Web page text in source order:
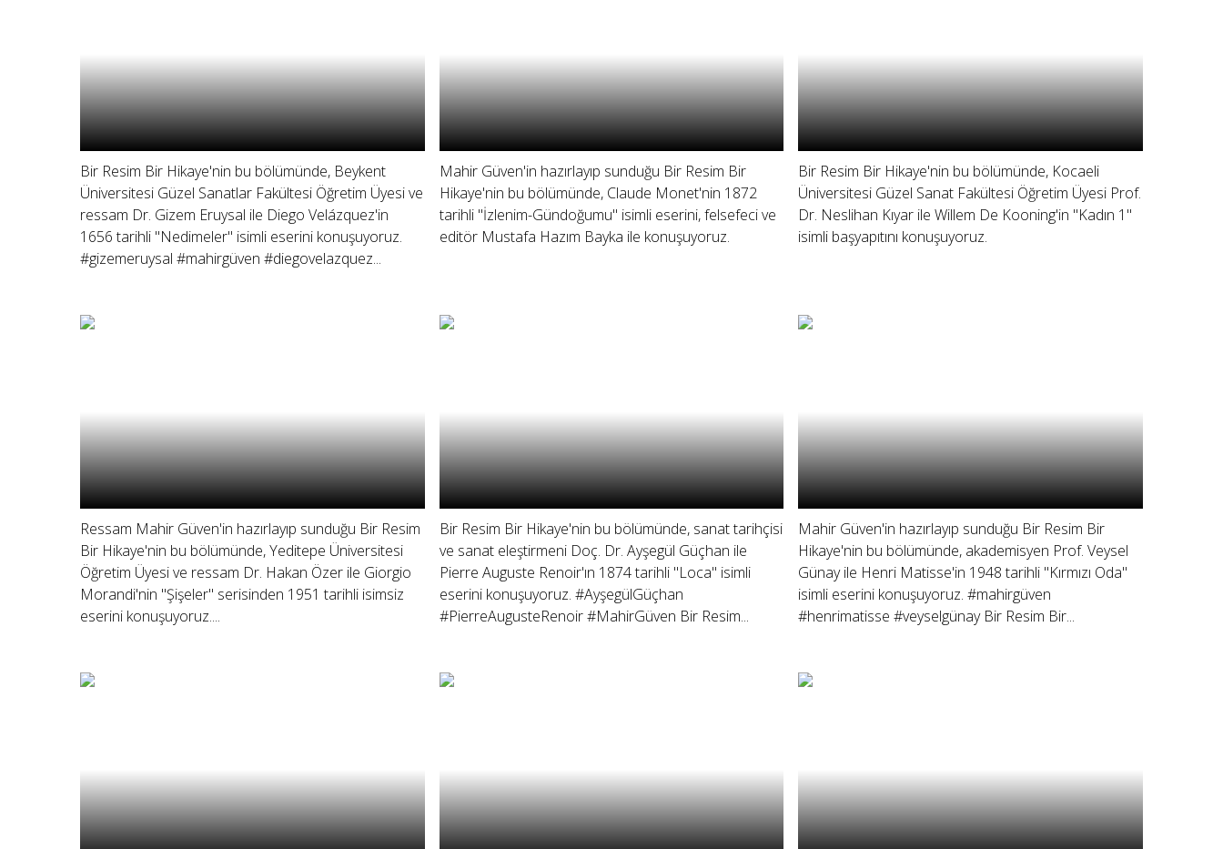
Bir Resim Bir Hikaye'nin bu bölümünde, Beykent
Üniversitesi Güzel Sanatlar Fakültesi Öğretim Üyesi ve
ressam Dr. Gizem Eruysal ile Diego Velázquez'in
1656 tarihli "Nedimeler" isimli eserini konuşuyoruz.
#gizemeruysal #mahirgüven #diegovelazquez...
Mahir Güven'in hazırlayıp sunduğu Bir Resim Bir
Hikaye'nin bu bölümünde, Claude Monet'nin 1872
tarihli "İzlenim-Gündoğumu" isimli eserini, felsefeci ve
editör Mustafa Hazım Bayka ile konuşuyoruz.
Bir Resim Bir Hikaye'nin bu bölümünde, Kocaeli
Üniversitesi Güzel Sanat Fakültesi Öğretim Üyesi Prof.
Dr. Neslihan Kıyar ile Willem De Kooning'in "Kadın 1"
isimli başyapıtını konuşuyoruz.
Ressam Mahir Güven'in hazırlayıp sunduğu Bir Resim
Bir Hikaye'nin bu bölümünde, Yeditepe Üniversitesi
Öğretim Üyesi ve ressam Dr. Hakan Özer ile Giorgio
Morandi'nin "Şişeler" serisinden 1951 tarihli isimsiz
eserini konuşuyoruz....
Bir Resim Bir Hikaye'nin bu bölümünde, sanat tarihçisi
ve sanat eleştirmeni Doç. Dr. Ayşegül Güçhan ile
Pierre Auguste Renoir'ın 1874 tarihli "Loca" isimli
eserini konuşuyoruz. #AyşegülGüçhan
#PierreAugusteRenoir #MahirGüven Bir Resim...
Mahir Güven'in hazırlayıp sunduğu Bir Resim Bir
Hikaye'nin bu bölümünde, akademisyen Prof. Veysel
Günay ile Henri Matisse'in 1948 tarihli "Kırmızı Oda"
isimli eserini konuşuyoruz. #mahirgüven
#henrimatisse #veyselgünay Bir Resim Bir...